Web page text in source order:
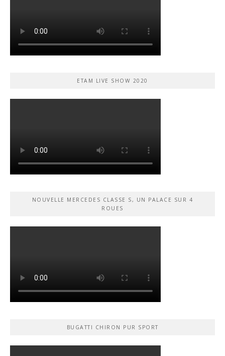
ETAM LIVE SHOW 2020
NOUVELLE MERCEDES CLASSE S, UN PALACE SUR 4
ROUES
BUGATTI CHIRON PUR SPORT